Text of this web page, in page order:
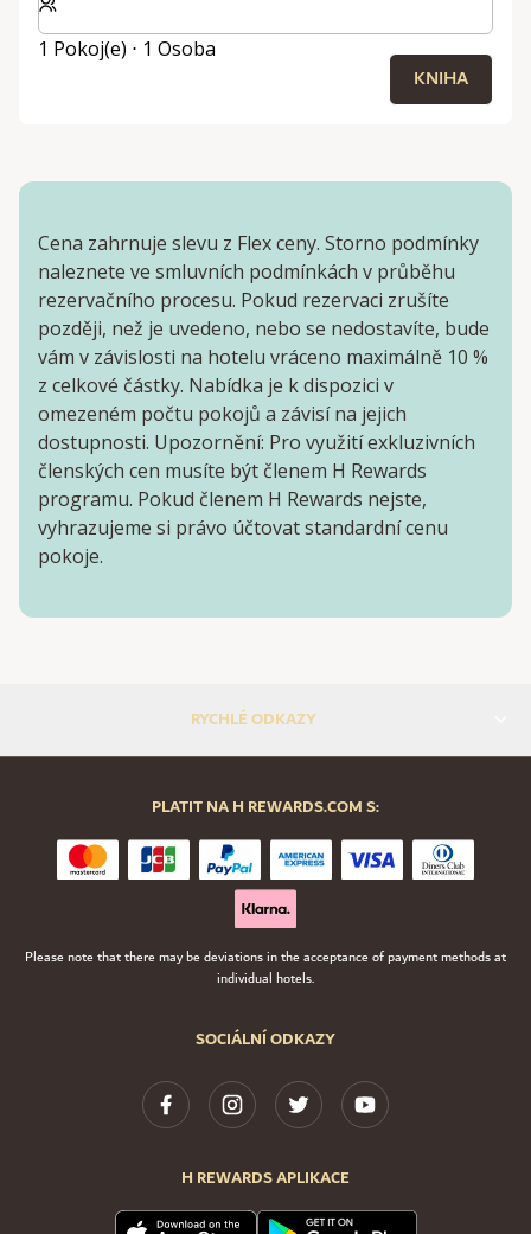
1 Pokoj(e) ⋅ 1 Osoba
KNIHA
Cena zahrnuje slevu z Flex ceny. Storno podmínky
naleznete ve smluvních podmínkách v průběhu
rezervačního procesu. Pokud rezervaci zrušíte
později, než je uvedeno, nebo se nedostavíte, bude
vám v závislosti na hotelu vráceno maximálně 10 %
z celkové částky. Nabídka je k dispozici v
omezeném počtu pokojů a závisí na jejich
dostupnosti. Upozornění: Pro využití exkluzivních
členských cen musíte být členem H Rewards
programu. Pokud členem H Rewards nejste,
vyhrazujeme si právo účtovat standardní cenu
pokoje.
RYCHLÉ ODKAZY
SOCIÁLNÍ ODKAZY
H REWARDS APLIKACE
PLATIT NA H REWARDS.COM S:
Please note that there may be deviations in the acceptance of payment methods at
individual hotels.